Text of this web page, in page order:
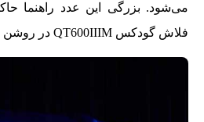
می‌شود. بزرگی این عدد راهنما
فلاش گودکس QT600IIIM در روشن کردن فضا بسیار بالاست.